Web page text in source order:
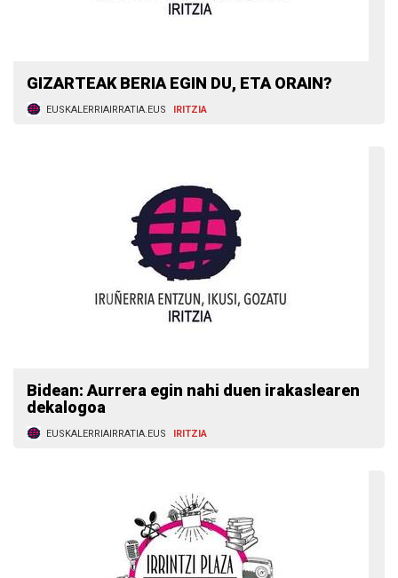
GIZARTEAK BERIA EGIN DU, ETA ORAIN?
EUSKALERRIAIRRATIA.EUS IRITZIA
Bidean: Aurrera egin nahi duen irakaslearen
dekalogoa
EUSKALERRIAIRRATIA.EUS IRITZIA